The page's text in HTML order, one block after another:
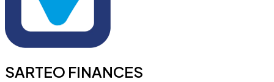
SARTEO FINANCES